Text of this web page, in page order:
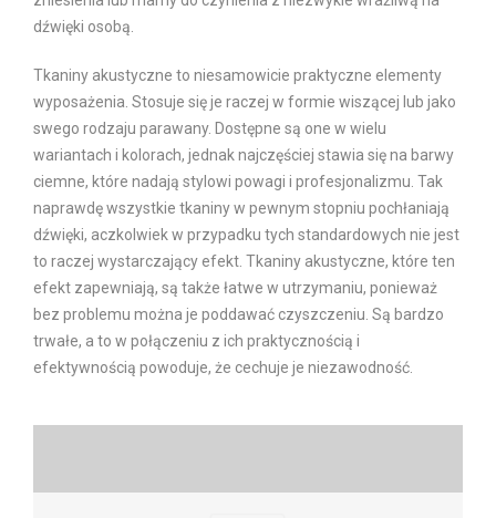
dźwięki osobą.
Tkaniny akustyczne to niesamowicie praktyczne elementy
wyposażenia. Stosuje się je raczej w formie wiszącej lub jako
swego rodzaju parawany. Dostępne są one w wielu
wariantach i kolorach, jednak najczęściej stawia się na barwy
ciemne, które nadają stylowi powagi i profesjonalizmu. Tak
naprawdę wszystkie tkaniny w pewnym stopniu pochłaniają
dźwięki, aczkolwiek w przypadku tych standardowych nie jest
to raczej wystarczający efekt. Tkaniny akustyczne, które ten
efekt zapewniają, są także łatwe w utrzymaniu, ponieważ
bez problemu można je poddawać czyszczeniu. Są bardzo
trwałe, a to w połączeniu z ich praktycznością i
efektywnością powoduje, że cechuje je niezawodność.